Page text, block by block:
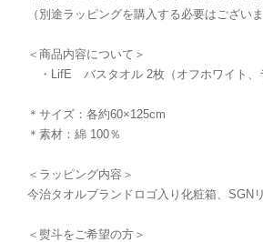
（別途ラッピングを購入する必要はございま
＜商品内容について＞
・LifE バスタオル 2枚（オフホワイト、
＊サイズ：各約60×125cm
＊素材：綿 100％
＜ラッピング内容＞
今治タオルブランドロゴ入り化粧箱、SGN
＜熨斗をご希望の方＞